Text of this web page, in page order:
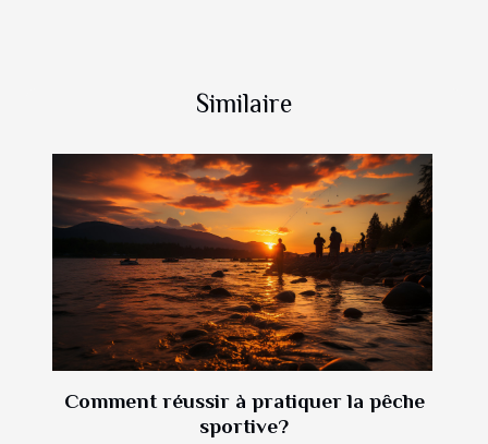
Similaire
Comment réussir à pratiquer la pêche
sportive?